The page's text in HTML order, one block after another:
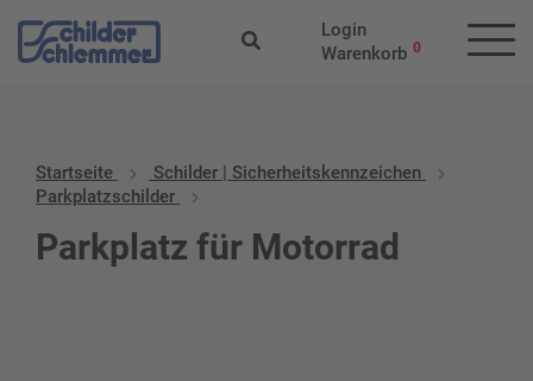
Login
Warenkorb 0
Startseite
Schilder | Sicherheitskennzeichen
Parkplatzschilder
Parkplatz für Motorrad